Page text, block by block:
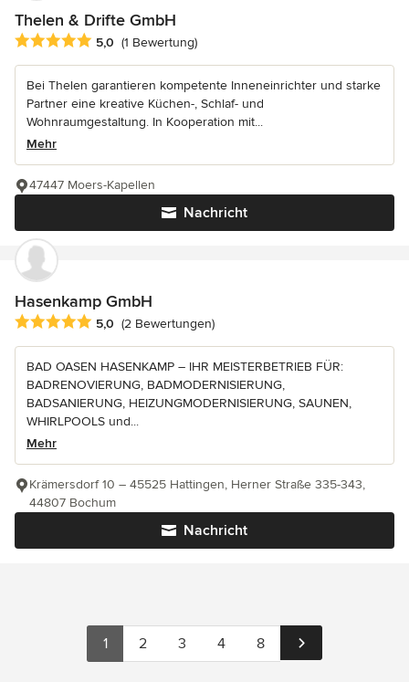
Thelen & Drifte GmbH
Durchschnittliche Bewertung: 5 von 5 Sternen
5,0 (1 Bewertung)
Bei Thelen garantieren kompetente Inneneinrichter und starke
Partner eine kreative Küchen-, Schlaf- und
Wohnraumgestaltung. In Kooperation mit...
Mehr
Nachricht
47447 Moers-Kapellen
Hasenkamp GmbH
Durchschnittliche Bewertung: 5 von 5 Sternen
5,0 (2 Bewertungen)
BAD OASEN HASENKAMP – IHR MEISTERBETRIEB FÜR:
BADRENOVIERUNG, BADMODERNISIERUNG,
BADSANIERUNG, HEIZUNGMODERNISIERUNG, SAUNEN,
WHIRLPOOLS und...
Mehr
Nachricht
Krämersdorf 10 – 45525 Hattingen, Herner Straße 335-343,
44807 Bochum
1 2 3 4 8